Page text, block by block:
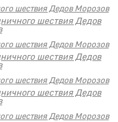
шествия Дедов
шествия Дедов
шествия Дедов